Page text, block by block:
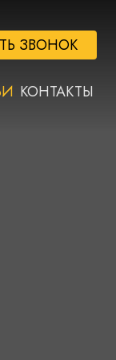
ЗВОНОК
КОНТАКТЫ